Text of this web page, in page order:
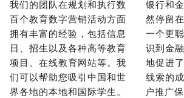
我们的团队在规划和执行数
百个教育数字营销活动方面
拥有丰富的经验，包括信息
日、招生以及各种高等教育
项目、在线教育网站等。我
们可以帮助您吸引中国和世
界各地的本地和国际学生。
银行和
然停留
一个更
识到金
地促进
线索的
户推广